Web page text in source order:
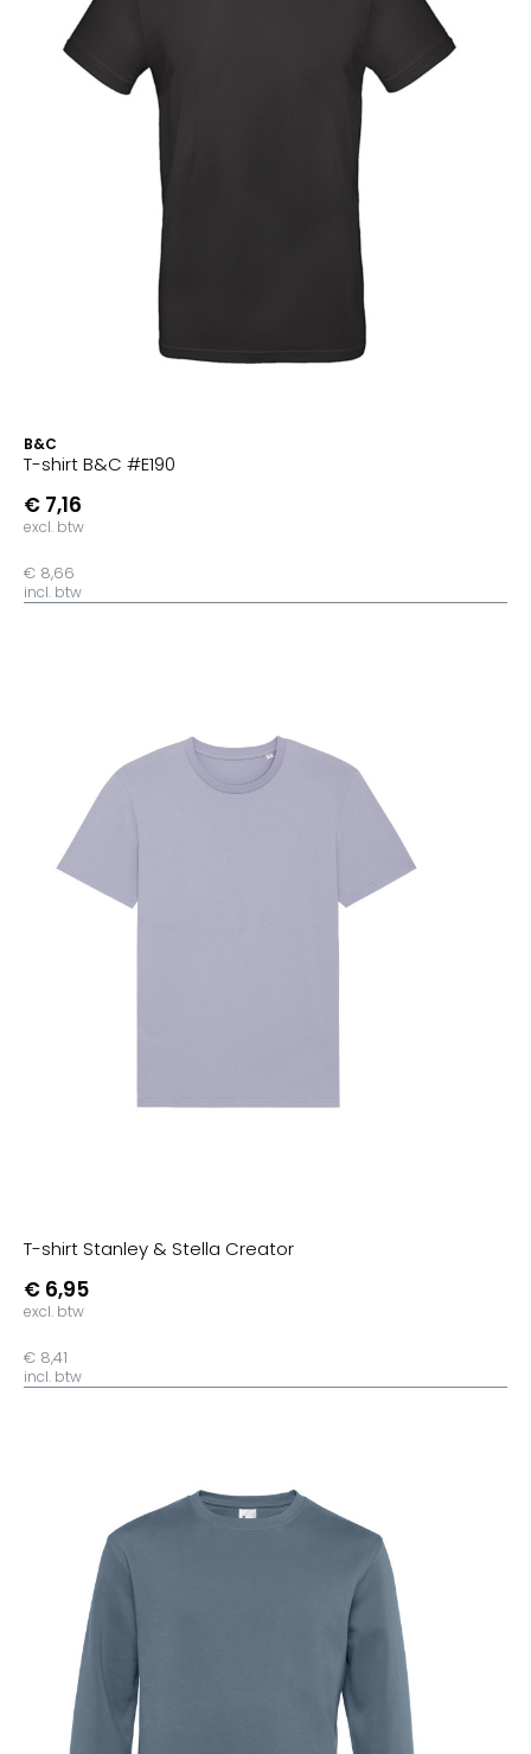
B&C
T-shirt B&C #E190
€ 7,16
excl. btw
€ 8,66
incl. btw
T-shirt Stanley & Stella Creator
€ 6,95
excl. btw
€ 8,41
incl. btw